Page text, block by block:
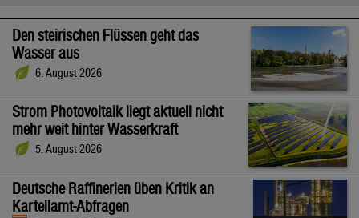
Den steirischen Flüssen geht das
Wasser aus
6. August 2026
Strom Photovoltaik liegt aktuell nicht
mehr weit hinter Wasserkraft
5. August 2026
Deutsche Raffinerien üben Kritik an
Kartellamt-Abfragen